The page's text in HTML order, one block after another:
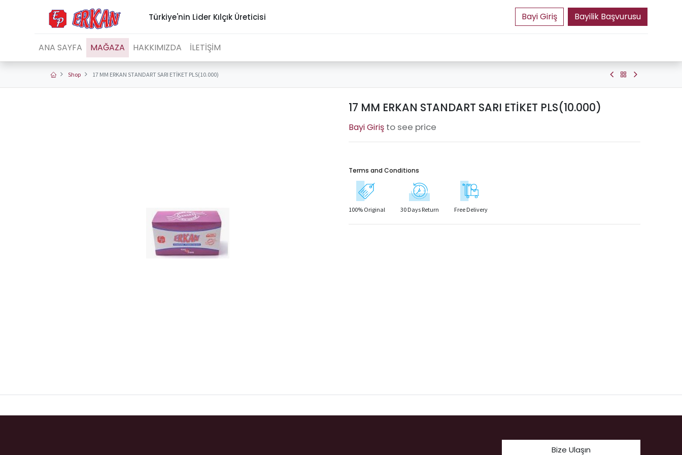
Türkiye'nin Lider Kılçık Üreticisi Bayilik Başvurusu
ANA SAYFA MAĞAZA HAKKIMIZDA İLETİŞİM
Shop 17 MM ERKAN STANDART SARI ETİKET PLS(10.000)
17 MM ERKAN STANDART SARI ETİKET PLS(10.000)
to see price
Terms and Conditions
100% Original 30 Days Return Free Delivery
Bize Ulaşın